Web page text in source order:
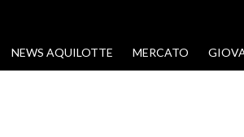
VAI AL CONTENUTO
NEWS AQUILOTTE MERCATO